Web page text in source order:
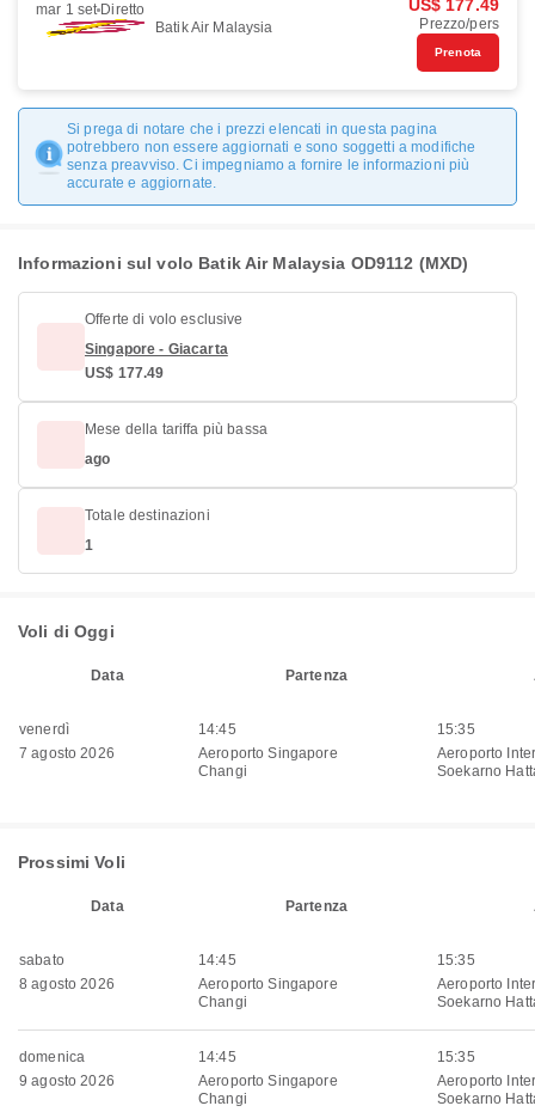
mar 1 set Diretto
Batik Air Malaysia
US$ 177.49
Prezzo/pers
Prenota
Si prega di notare che i prezzi elencati in questa pagina
potrebbero non essere aggiornati e sono soggetti a modifiche
senza preavviso. Ci impegniamo a fornire le informazioni più
accurate e aggiornate.
Informazioni sul volo Batik Air Malaysia OD9112 (MXD)
Offerte di volo esclusive
Singapore - Giacarta
US$ 177.49
Mese della tariffa più bassa
ago
Totale destinazioni
1
Voli di Oggi
Data Partenza
venerdì
7 agosto 2026
14:45
Aeroporto Singapore
Changi
15:35
Aeroporto
Soekarno
Prossimi Voli
Data Partenza
sabato
8 agosto 2026
14:45
Aeroporto Singapore
Changi
15:35
Aeroporto
Soekarno
domenica
9 agosto 2026
14:45
Aeroporto Singapore
Changi
15:35
Aeroporto
Soekarno